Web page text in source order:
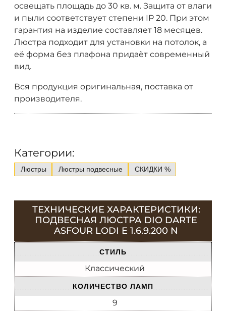
освещать площадь до 30 кв. м. Защита от влаги
и пыли соответствует степени IP 20. При этом
гарантия на изделие составляет 18 месяцев.
Люстра подходит для установки на потолок, а
её форма без плафона придаёт современный
вид.
Вся продукция оригинальная, поставка от
производителя.
Категории:
Люстры Люстры подвесные СКИДКИ %
ТЕХНИЧЕСКИЕ ХАРАКТЕРИСТИКИ:
ПОДВЕСНАЯ ЛЮСТРА DIO DARTE
ASFOUR LODI E 1.6.9.200 N
СТИЛЬ
Классический
КОЛИЧЕСТВО ЛАМП
9